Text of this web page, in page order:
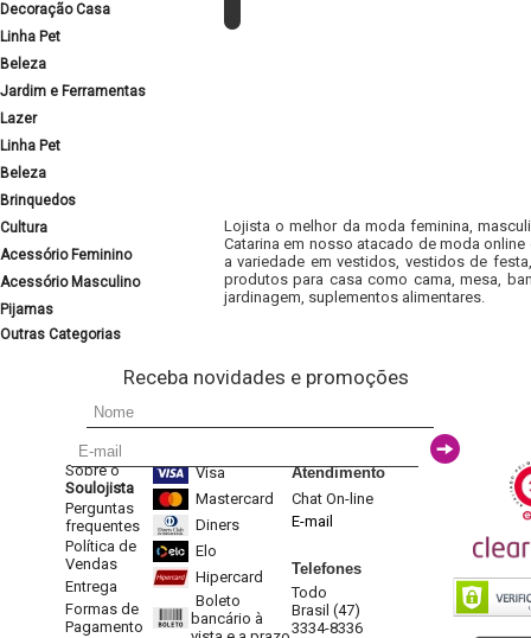
Decoração Casa
Linha Pet
Beleza
Jardim e Ferramentas
Lazer
Linha Pet
Beleza
Brinquedos
Cultura
Acessório Feminino
Acessório Masculino
Pijamas
Outras Categorias
Lojista o melhor da moda feminina,
Catarina em nosso atacado de moda
a variedade em vestidos, vestidos de
produtos para casa como cama, mesa,
jardinagem, suplementos alimentares.
Receba novidades e promoções
Sobre o
Soulojista
Perguntas
frequentes
Política de
Vendas
Entrega
Formas de
Pagamento
Visa
Mastercard
Diners
Elo
Hipercard
Boleto
bancário à
Atendimento
Chat On-line
E-mail
Telefones
Todo
Brasil (47)
3334-8336